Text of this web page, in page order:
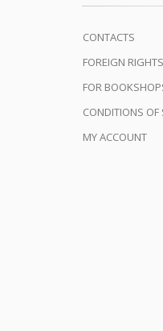
CONTACTS
FOREIGN RIGHTS
FOR
CONDITIONS OF
MY ACCOUNT